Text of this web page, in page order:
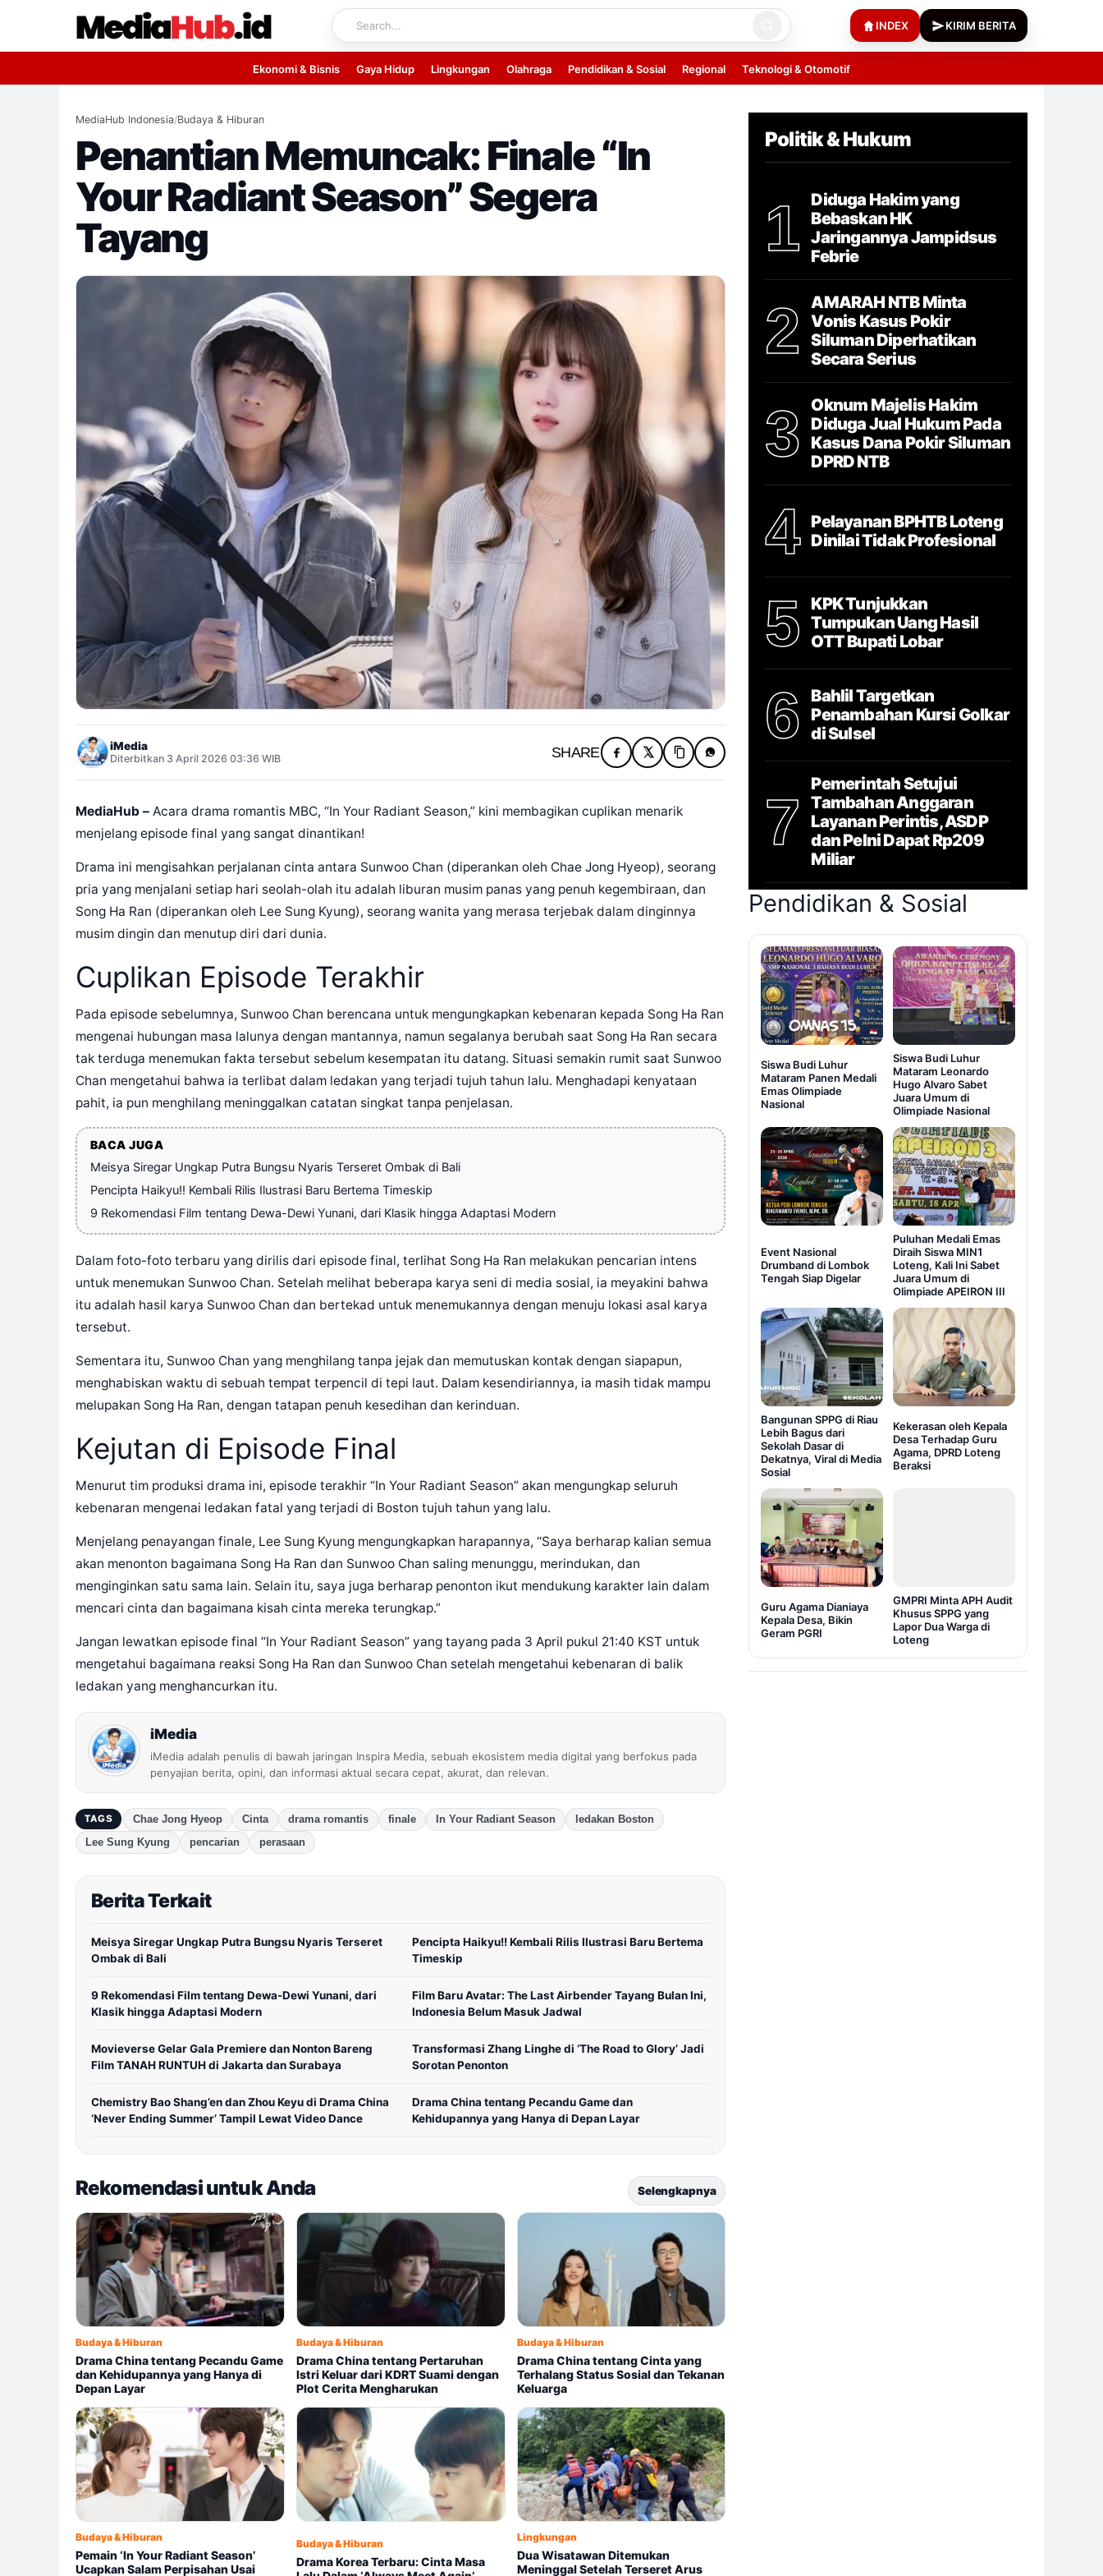
content
INDEX KIRIM BERITA
Ekonomi & Bisnis Gaya Hidup Lingkungan Olahraga Pendidikan & Sosial Regional Teknologi & Otomotif
MediaHub Indonesia/Budaya & Hiburan
Penantian Memuncak: Finale “In
Your Radiant Season” Segera
Tayang
iMedia
Diterbitkan 3 April 2026 03:36 WIB SHARE
MediaHub – Acara drama romantis MBC, “In Your Radiant Season,” kini membagikan cuplikan menarik
menjelang episode final yang sangat dinantikan!
Drama ini mengisahkan perjalanan cinta antara Sunwoo Chan (diperankan oleh Chae Jong Hyeop), seorang
pria yang menjalani setiap hari seolah-olah itu adalah liburan musim panas yang penuh kegembiraan, dan
Song Ha Ran (diperankan oleh Lee Sung Kyung), seorang wanita yang merasa terjebak dalam dinginnya
musim dingin dan menutup diri dari dunia.
Cuplikan Episode Terakhir
Pada episode sebelumnya, Sunwoo Chan berencana untuk mengungkapkan kebenaran kepada Song Ha Ran
mengenai hubungan masa lalunya dengan mantannya, namun segalanya berubah saat Song Ha Ran secara
tak terduga menemukan fakta tersebut sebelum kesempatan itu datang. Situasi semakin rumit saat Sunwoo
Chan mengetahui bahwa ia terlibat dalam ledakan yang terjadi tujuh tahun lalu. Menghadapi kenyataan
pahit, ia pun menghilang meninggalkan catatan singkat tanpa penjelasan.
BACA JUGA
Meisya Siregar Ungkap Putra Bungsu Nyaris Terseret Ombak di Bali
Pencipta Haikyu!! Kembali Rilis Ilustrasi Baru Bertema Timeskip
9 Rekomendasi Film tentang Dewa-Dewi Yunani, dari Klasik hingga Adaptasi Modern
Dalam foto-foto terbaru yang dirilis dari episode final, terlihat Song Ha Ran melakukan pencarian intens
untuk menemukan Sunwoo Chan. Setelah melihat beberapa karya seni di media sosial, ia meyakini bahwa
itu adalah hasil karya Sunwoo Chan dan bertekad untuk menemukannya dengan menuju lokasi asal karya
tersebut.
Sementara itu, Sunwoo Chan yang menghilang tanpa jejak dan memutuskan kontak dengan siapapun,
menghabiskan waktu di sebuah tempat terpencil di tepi laut. Dalam kesendiriannya, ia masih tidak mampu
melupakan Song Ha Ran, dengan tatapan penuh kesedihan dan kerinduan.
Kejutan di Episode Final
Menurut tim produksi drama ini, episode terakhir “In Your Radiant Season” akan mengungkap seluruh
kebenaran mengenai ledakan fatal yang terjadi di Boston tujuh tahun yang lalu.
Menjelang penayangan finale, Lee Sung Kyung mengungkapkan harapannya, “Saya berharap kalian semua
akan menonton bagaimana Song Ha Ran dan Sunwoo Chan saling menunggu, merindukan, dan
menginginkan satu sama lain. Selain itu, saya juga berharap penonton ikut mendukung karakter lain dalam
mencari cinta dan bagaimana kisah cinta mereka terungkap.”
Jangan lewatkan episode final “In Your Radiant Season” yang tayang pada 3 April pukul 21:40 KST untuk
mengetahui bagaimana reaksi Song Ha Ran dan Sunwoo Chan setelah mengetahui kebenaran di balik
ledakan yang menghancurkan itu.
iMedia
iMedia adalah penulis di bawah jaringan Inspira Media, sebuah ekosistem media digital yang berfokus pada
penyajian berita, opini, dan informasi aktual secara cepat, akurat, dan relevan.
TAGS Chae Jong Hyeop Cinta drama romantis finale In Your Radiant Season
ledakan Boston
Lee Sung Kyung
pencarian perasaan
Berita Terkait
Meisya Siregar Ungkap Putra Bungsu Nyaris Terseret
Ombak di Bali
Pencipta Haikyu!! Kembali Rilis Ilustrasi Baru Bertema
Timeskip
9 Rekomendasi Film tentang Dewa-Dewi Yunani, dari
Klasik hingga Adaptasi Modern
Film Baru Avatar: The Last Airbender Tayang Bulan Ini,
Indonesia Belum Masuk Jadwal
Movieverse Gelar Gala Premiere dan Nonton Bareng
Film TANAH RUNTUH di Jakarta dan Surabaya
Transformasi Zhang Linghe di ‘The Road to Glory’ Jadi
Sorotan Penonton
Chemistry Bao Shang’en dan Zhou Keyu di Drama China
‘Never Ending Summer’ Tampil Lewat Video Dance
Drama China tentang Pecandu Game dan
Kehidupannya yang Hanya di Depan Layar
Rekomendasi untuk Anda Selengkapnya
Budaya & Hiburan
Drama China tentang Pecandu Game
dan Kehidupannya yang Hanya di
Depan Layar
Budaya & Hiburan
Drama China tentang Pertaruhan
Istri Keluar dari KDRT Suami dengan
Plot Cerita Mengharukan
Budaya & Hiburan
Drama China tentang Cinta yang
Terhalang Status Sosial dan Tekanan
Keluarga
Budaya & Hiburan
Pemain ‘In Your Radiant Season’
Ucapkan Salam Perpisahan Usai
Budaya & Hiburan
Drama Korea Terbaru: Cinta Masa
Lingkungan
Dua Wisatawan Ditemukan
Meninggal Setelah Terseret Arus
Politik & Hukum
1
Diduga Hakim yang
Bebaskan HK
Jaringannya Jampidsus
Febrie
2
AMARAH NTB Minta
Vonis Kasus Pokir
Siluman Diperhatikan
Secara Serius
3
Oknum Majelis Hakim
Diduga Jual Hukum Pada
Kasus Dana Pokir Siluman
DPRD NTB
4
Pelayanan BPHTB Loteng
Dinilai Tidak Profesional
5
KPK Tunjukkan
Tumpukan Uang Hasil
OTT Bupati Lobar
6
Bahlil Targetkan
Penambahan Kursi Golkar
di Sulsel
7
Pemerintah Setujui
Tambahan Anggaran
Layanan Perintis, ASDP
dan Pelni Dapat Rp209
Miliar
Pendidikan & Sosial
Siswa Budi Luhur
Mataram Panen Medali
Emas Olimpiade
Nasional
Siswa Budi Luhur
Mataram Leonardo
Hugo Alvaro Sabet
Juara Umum di
Olimpiade Nasional
Event Nasional
Drumband di Lombok
Tengah Siap Digelar
Puluhan Medali Emas
Diraih Siswa MIN1
Loteng, Kali Ini Sabet
Juara Umum di
Olimpiade APEIRON III
Bangunan SPPG di Riau
Lebih Bagus dari
Sekolah Dasar di
Dekatnya, Viral di Media
Sosial
Kekerasan oleh Kepala
Desa Terhadap Guru
Agama, DPRD Loteng
Beraksi
Guru Agama Dianiaya
Kepala Desa, Bikin
Geram PGRI
GMPRI Minta APH Audit
Khusus SPPG yang
Lapor Dua Warga di
Loteng